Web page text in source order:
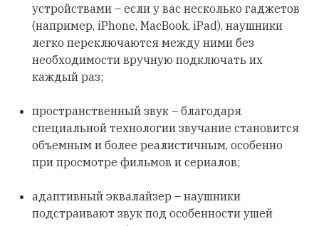
устройствами – если у вас несколько гаджетов
(например, iPhone, MacBook, iPad), наушники
легко переключаются между ними без
необходимости вручную подключать их
каждый раз;
пространственный звук – благодаря
специальной технологии звучание становится
объемным и более реалистичным, особенно
при просмотре фильмов и сериалов;
адаптивный эквалайзер – наушники
подстраивают звук под особенности ушей